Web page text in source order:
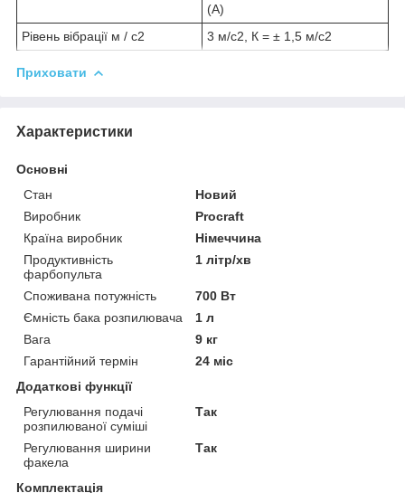
(А)
Рівень вібрації м / с2
3 м/с2, К = ± 1,5 м/с2
Приховати
Характеристики
Основні
Стан
Новий
Виробник
Procraft
Країна виробник
Німеччина
Продуктивність
фарбопульта
1 літр/хв
Споживана потужність
700 Вт
Ємність бака розпилювача
1 л
Вага
9 кг
Гарантійний термін
24 міс
Додаткові функції
Регулювання подачі
розпилюваної суміші
Так
Регулювання ширини
факела
Так
Комплектація